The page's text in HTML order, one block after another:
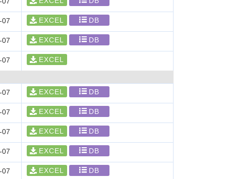
07 EXCEL DB
07 EXCEL DB
07 EXCEL
07 EXCEL DB
07 EXCEL DB
07 EXCEL DB
07 EXCEL DB
07 EXCEL DB